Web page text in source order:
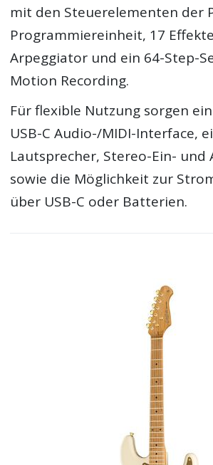
mit den Steuerelementen der
Programmiereinheit, 17
Arpeggiator und ein 64-Step-
Motion Recording.
Für flexible Nutzung sorgen
USB-C Audio-/MIDI-Interface,
Lautsprecher, Stereo-Ein- und
sowie die Möglichkeit zur
über USB-C oder Batterien.